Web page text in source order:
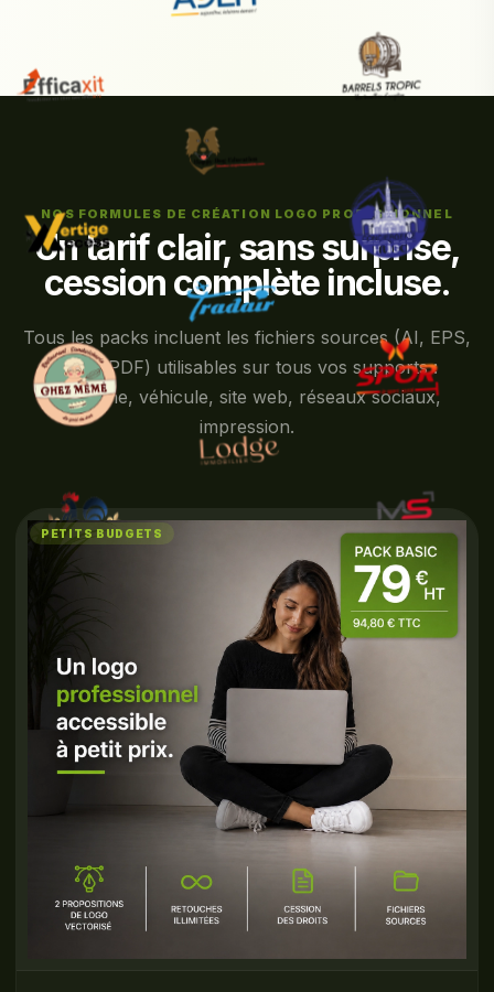
NOS FORMULES DE CRÉATION LOGO PROFESSIONNEL
Un tarif clair, sans surprise,
cession complète incluse.
Tous les packs incluent les fichiers sources (AI, EPS,
PNG, PDF) utilisables sur tous vos supports :
enseigne, véhicule, site web, réseaux sociaux,
impression.
PETITS BUDGETS